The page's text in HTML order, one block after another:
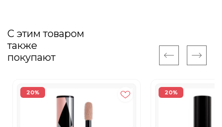
С этим товаром
также
покупают
20% 20%